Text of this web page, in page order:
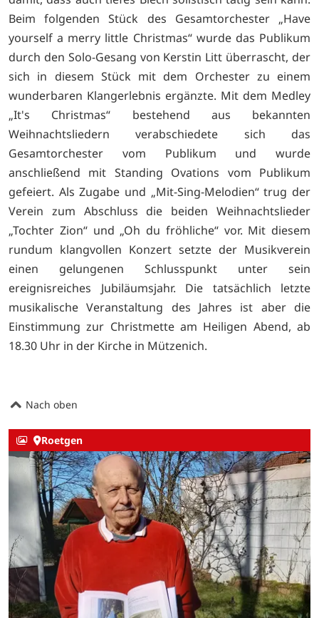
Beim folgenden Stück des Gesamtorchester „Have
yourself a merry little Christmas“ wurde das Publikum
durch den Solo-Gesang von Kerstin Litt überrascht, der
sich in diesem Stück mit dem Orchester zu einem
wunderbaren Klangerlebnis ergänzte. Mit dem Medley
„It's Christmas“ bestehend aus bekannten
Weihnachtsliedern verabschiedete sich das
Gesamtorchester vom Publikum und wurde
anschließend mit Standing Ovations vom Publikum
gefeiert. Als Zugabe und „Mit-Sing-Melodien“ trug der
Verein zum Abschluss die beiden Weihnachtslieder
„Tochter Zion“ und „Oh du fröhliche“ vor. Mit diesem
rundum klangvollen Konzert setzte der Musikverein
einen gelungenen Schlusspunkt unter sein
ereignisreiches Jubiläumsjahr. Die tatsächlich letzte
musikalische Veranstaltung des Jahres ist aber die
Einstimmung zur Christmette am Heiligen Abend, ab
18.30 Uhr in der Kirche in Mützenich.
Nach oben
Roetgen